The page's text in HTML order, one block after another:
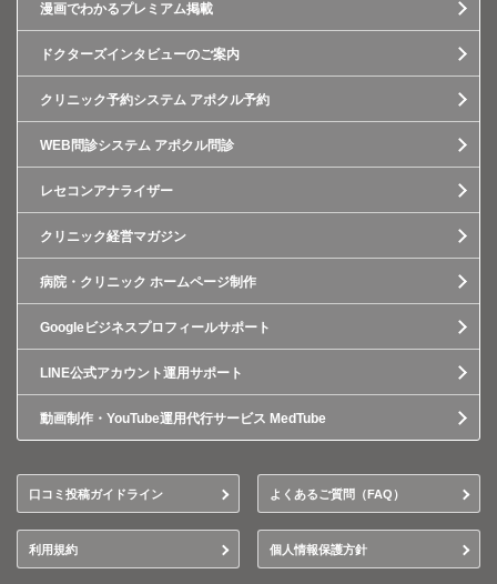
漫画でわかるプレミアム掲載
ドクターズインタビューのご案内
クリニック予約システム アポクル予約
WEB問診システム アポクル問診
レセコンアナライザー
クリニック経営マガジン
病院・クリニック ホームページ制作
Googleビジネスプロフィールサポート
LINE公式アカウント運用サポート
動画制作・YouTube運用代行サービス MedTube
口コミ投稿ガイドライン よくあるご質問（FAQ）
利用規約 個人情報保護方針